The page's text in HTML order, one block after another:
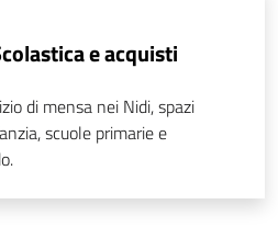
e acquisti
di mensa nei Nidi, spazi
scuole primarie e